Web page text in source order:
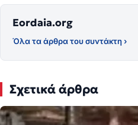
Eordaia.org
Όλα τα άρθρα του συντάκτη ›
Σχετικά άρθρα